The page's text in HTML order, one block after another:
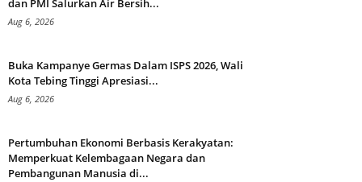
dan PMI Salurkan Air Bersih...
Aug 6, 2026
Buka Kampanye Germas Dalam ISPS 2026, Wali
Kota Tebing Tinggi Apresiasi...
Aug 6, 2026
Pertumbuhan Ekonomi Berbasis Kerakyatan:
Memperkuat Kelembagaan Negara dan
Pembangunan Manusia di...